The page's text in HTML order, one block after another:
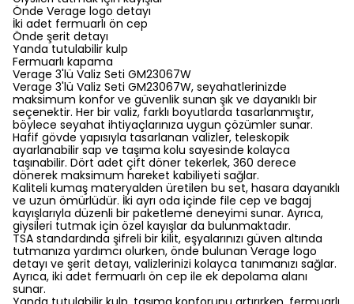
Önde Verage logo detayı
İki adet fermuarlı ön cep
Önde şerit detayı
Yanda tutulabilir kulp
Fermuarlı kapama
Verage 3'lü Valiz Seti GM23067W
Verage 3'lü Valiz Seti GM23067W, seyahatlerinizde
maksimum konfor ve güvenlik sunan şık ve dayanıklı bir
seçenektir. Her bir valiz, farklı boyutlarda tasarlanmıştır,
böylece seyahat ihtiyaçlarınıza uygun çözümler sunar.
Hafif gövde yapısıyla tasarlanan valizler, teleskopik
ayarlanabilir sap ve taşıma kolu sayesinde kolayca
taşınabilir. Dört adet çift döner tekerlek, 360 derece
dönerek maksimum hareket kabiliyeti sağlar.
Kaliteli kumaş materyalden üretilen bu set, hasara dayanıklı
ve uzun ömürlüdür. İki ayrı oda içinde file cep ve bagaj
kayışlarıyla düzenli bir paketleme deneyimi sunar. Ayrıca,
giysileri tutmak için özel kayışlar da bulunmaktadır.
TSA standardında şifreli bir kilit, eşyalarınızı güven altında
tutmanıza yardımcı olurken, önde bulunan Verage logo
detayı ve şerit detayı, valizlerinizi kolayca tanımanızı sağlar.
Ayrıca, iki adet fermuarlı ön cep ile ek depolama alanı
sunar.